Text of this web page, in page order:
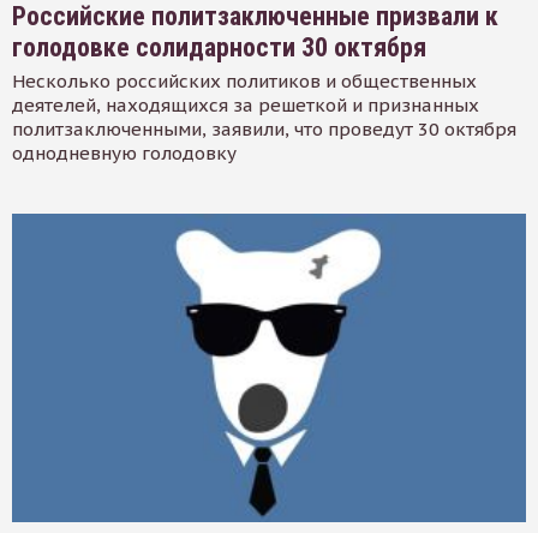
Российские политзаключенные призвали к
голодовке солидарности 30 октября
Несколько российских политиков и общественных
деятелей, находящихся за решеткой и признанных
политзаключенными, заявили, что проведут 30 октября
однодневную голодовку